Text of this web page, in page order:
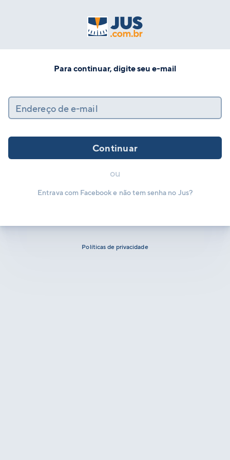
Para continuar, digite seu e-mail
Endereço de e-mail
Continuar
ou
Entrava com Facebook e não tem senha no Jus?
Políticas de privacidade